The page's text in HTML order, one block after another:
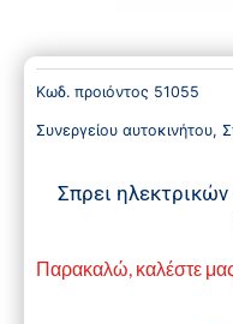
Κωδ. προιόντος 51055
Συνεργείου αυτοκινήτου,
Σπρει
Παρακαλώ, καλέστε